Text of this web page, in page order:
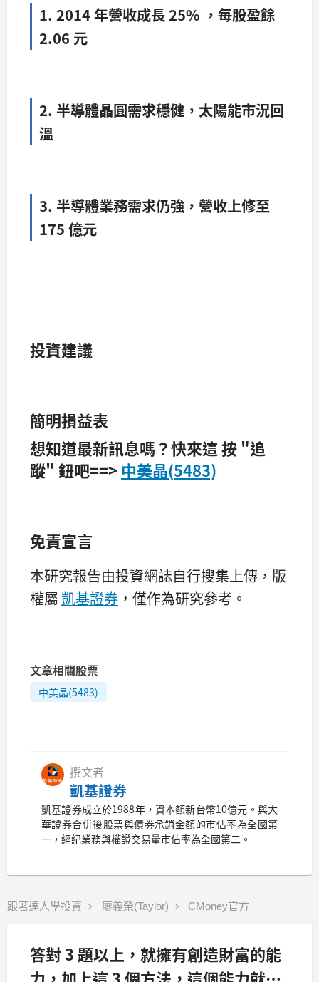
1. 2014 年營收成長 25% ，每股盈餘
2.06 元
2. 半導體晶圓需求穩健，太陽能市況回
溫
3. 半導體業務需求仍強，營收上修至
175 億元
投資建議
簡明損益表
想知道最新訊息嗎？快來這 按 "追
蹤" 鈕吧==> 中美晶(5483)
免責宣言
本研究報告由投資網誌自行搜集上傳，版
權屬凱基證券 ，僅作為研究參考。
文章相關股票
中美晶(5483)
撰文者
凱基證券
凱基證券成立於1988年，資本額新台幣10億元。與大
華證券合併後股票與債券承銷金額的市佔率為全國第
一，經紀業務與權證交易量市佔率為全國第二。
跟著達人學投資 廖義榮(Taylor) CMoney官方
答對 3 題以上，就擁有創造財富的能